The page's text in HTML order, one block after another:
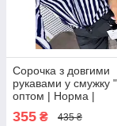
Сорочка з довгими
рукавами у смужку
оптом | Норма |
Розпродаж моделі
355 ₴ 435 ₴